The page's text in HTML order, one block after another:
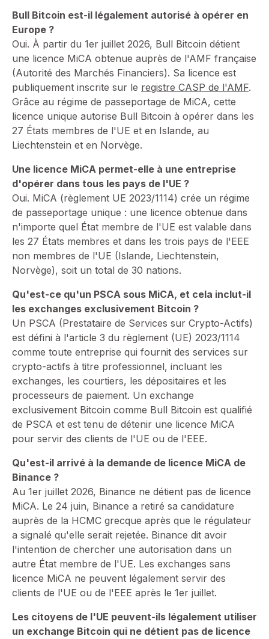
Bull Bitcoin est-il légalement autorisé à opérer en
Europe ?
⁠Oui. À partir du 1er juillet 2026, Bull Bitcoin détient
une licence MiCA obtenue auprès de l'AMF française
(Autorité des Marchés Financiers). Sa licence est
publiquement inscrite sur le registre CASP de l'AMF.
Grâce au régime de passeportage de MiCA, cette
licence unique autorise Bull Bitcoin à opérer dans les
27 États membres de l'UE et en Islande, au
Liechtenstein et en Norvège.
Une licence MiCA permet-elle à une entreprise
d'opérer dans tous les pays de l'UE ?
⁠Oui. MiCA (règlement UE 2023/1114) crée un régime
de passeportage unique : une licence obtenue dans
n'importe quel État membre de l'UE est valable dans
les 27 États membres et dans les trois pays de l'EEE
non membres de l'UE (Islande, Liechtenstein,
Norvège), soit un total de 30 nations.
Qu'est-ce qu'un PSCA sous MiCA, et cela inclut-il
les exchanges exclusivement Bitcoin ?
⁠Un PSCA (Prestataire de Services sur Crypto-Actifs)
est défini à l'article 3 du règlement (UE) 2023/1114
comme toute entreprise qui fournit des services sur
crypto-actifs à titre professionnel, incluant les
exchanges, les courtiers, les dépositaires et les
processeurs de paiement. Un exchange
exclusivement Bitcoin comme Bull Bitcoin est qualifié
de PSCA et est tenu de détenir une licence MiCA
pour servir des clients de l'UE ou de l'EEE.
Qu'est-il arrivé à la demande de licence MiCA de
Binance ?
⁠Au 1er juillet 2026, Binance ne détient pas de licence
MiCA. Le 24 juin, Binance a retiré sa candidature
auprès de la HCMC grecque après que le régulateur
a signalé qu'elle serait rejetée. Binance dit avoir
l'intention de chercher une autorisation dans un
autre État membre de l'UE. Les exchanges sans
licence MiCA ne peuvent légalement servir des
clients de l'UE ou de l'EEE après le 1er juillet.
Les citoyens de l'UE peuvent-ils légalement utiliser
un exchange Bitcoin qui ne détient pas de licence